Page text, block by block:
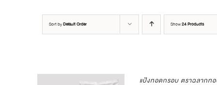
Sort byDefault Order Show24 Products
แป้งทอดกรอบ ตราฉลากท